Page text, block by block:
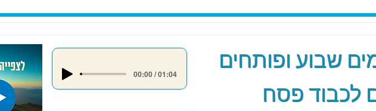
00:00 / 01:04
שבוע ופותחים
לכבוד פסח